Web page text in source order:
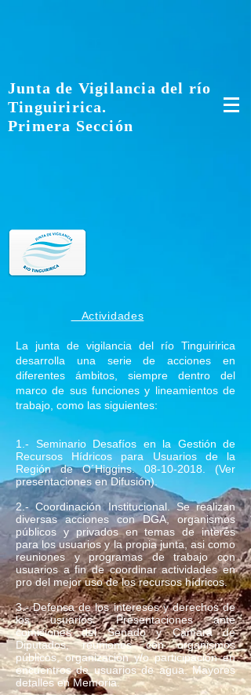
Junta de Vigilancia del río
Tinguiririca.
Primera Sección
Actividades
La junta de vigilancia del río Tinguiririca
desarrolla una serie de acciones en
diferentes ámbitos, siempre dentro del
marco de sus funciones y lineamientos de
trabajo, como las siguientes:
1.- Seminario Desafíos en la Gestión de
Recursos Hídricos para Usuarios de la
Región de O´Higgins. 08-10-2018 . (Ver
presentaciones en Difusión).
2.- Coordinación Institucional. Se realizan
diversas acciones con DGA, organismos
públicos y privados en temas de interés
para los usuarios y la propia junta, asi como
reuniones y programas de trabajo con
usuarios a fin de coordinar actividades en
pro del mejor uso de los recursos hídricos.
3.- Defensa de los intereses y derechos de
los usuarios. Presentaciones ante
comisiones del Senado y Cámara de
Diputados, reuniones con organismos
públicos, organización y/o participación en
encuentros de usuarios de agua. Mayores
detalles en Memoria.